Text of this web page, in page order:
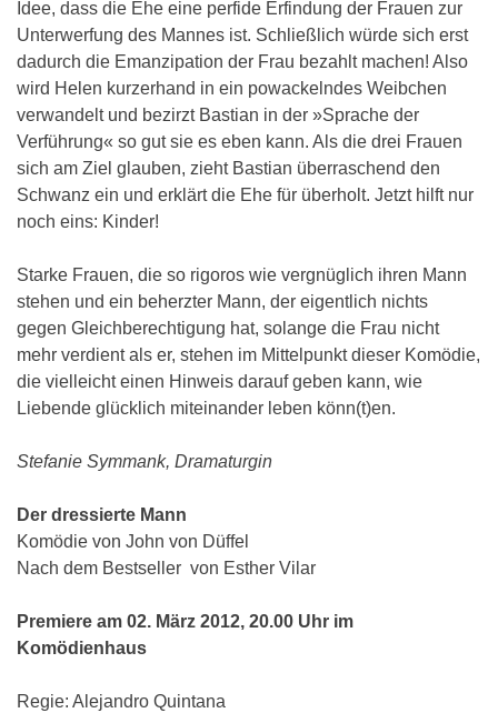
Idee, dass die Ehe eine perfide Erfindung der Frauen zur
Unterwerfung des Mannes ist. Schließlich würde sich erst
dadurch die Emanzipation der Frau bezahlt machen! Also
wird Helen kurzerhand in ein powackelndes Weibchen
verwandelt und bezirzt Bastian in der »Sprache der
Verführung« so gut sie es eben kann. Als die drei Frauen
sich am Ziel glauben, zieht Bastian überraschend den
Schwanz ein und erklärt die Ehe für überholt. Jetzt hilft nur
noch eins: Kinder!
Starke Frauen, die so rigoros wie vergnüglich ihren Mann
stehen und ein beherzter Mann, der eigentlich nichts
gegen Gleichberechtigung hat, solange die Frau nicht
mehr verdient als er, stehen im Mittelpunkt dieser Komödie,
die vielleicht einen Hinweis darauf geben kann, wie
Liebende glücklich miteinander leben könn(t)en.
Stefanie Symmank, Dramaturgin
Der dressierte Mann
Komödie von John von Düffel
Nach dem Bestseller von Esther Vilar
Premiere am 02. März 2012, 20.00 Uhr im
Komödienhaus
Regie: Alejandro Quintana